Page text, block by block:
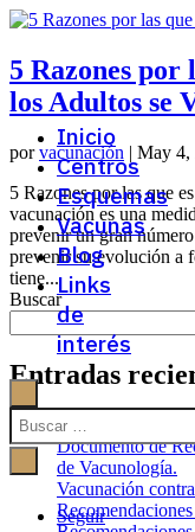
Inicio
Centros
Esquemas
Vacunas
Blog
Links
de
interés
Seguir
5 Razones por
los Adultos se
porvacunación | May 4,
5 Razones por las que
vacunación es una
prevenir un gran
prevenir su evolución a
tiene...
Buscar
Entradas
BROTE DE
Documento de
de Vacunología.
Vacunación